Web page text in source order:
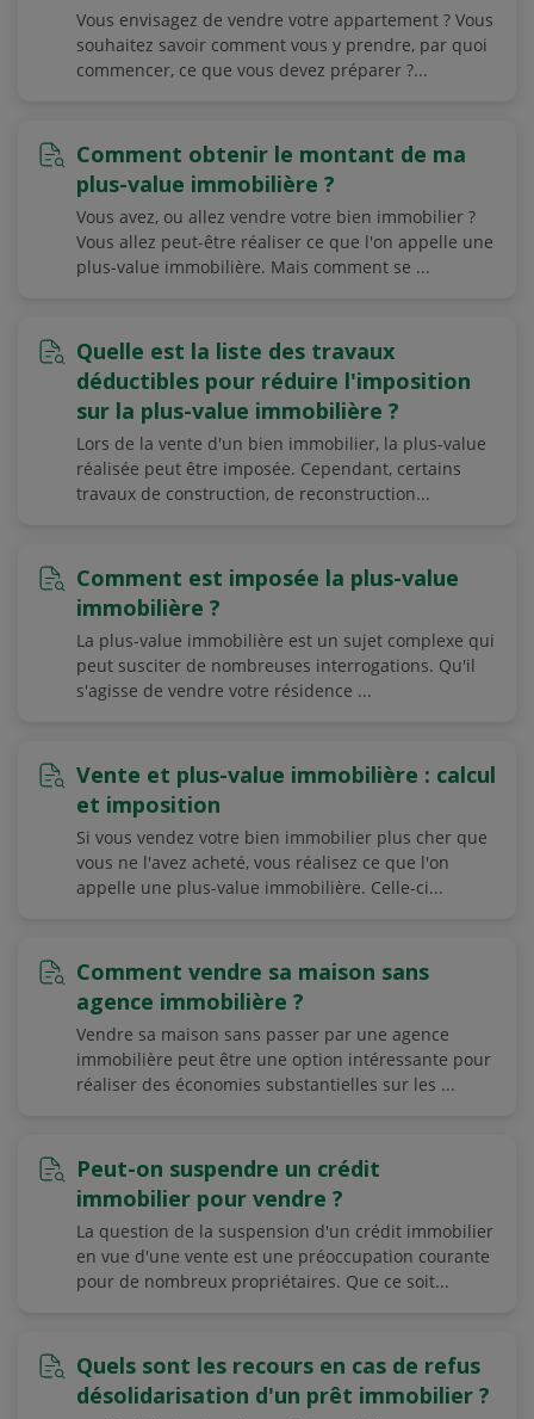
Vous envisagez de vendre votre appartement ? Vous
souhaitez savoir comment vous y prendre, par quoi
commencer, ce que vous devez préparer ?...
Comment obtenir le montant de ma
plus-value immobilière ?
Vous avez, ou allez vendre votre bien immobilier ?
Vous allez peut-être réaliser ce que l'on appelle une
plus-value immobilière. Mais comment se ...
Quelle est la liste des travaux
déductibles pour réduire l'imposition
sur la plus-value immobilière ?
Lors de la vente d'un bien immobilier, la plus-value
réalisée peut être imposée. Cependant, certains
travaux de construction, de reconstruction...
Comment est imposée la plus-value
immobilière ?
La plus-value immobilière est un sujet complexe qui
peut susciter de nombreuses interrogations. Qu'il
s'agisse de vendre votre résidence ...
Vente et plus-value immobilière : calcul
et imposition
Si vous vendez votre bien immobilier plus cher que
vous ne l'avez acheté, vous réalisez ce que l'on
appelle une plus-value immobilière. Celle-ci...
Comment vendre sa maison sans
agence immobilière ?
Vendre sa maison sans passer par une agence
immobilière peut être une option intéressante pour
réaliser des économies substantielles sur les ...
Peut-on suspendre un crédit
immobilier pour vendre ?
La question de la suspension d'un crédit immobilier
en vue d'une vente est une préoccupation courante
pour de nombreux propriétaires. Que ce soit...
Quels sont les recours en cas de refus
désolidarisation d'un prêt immobilier ?